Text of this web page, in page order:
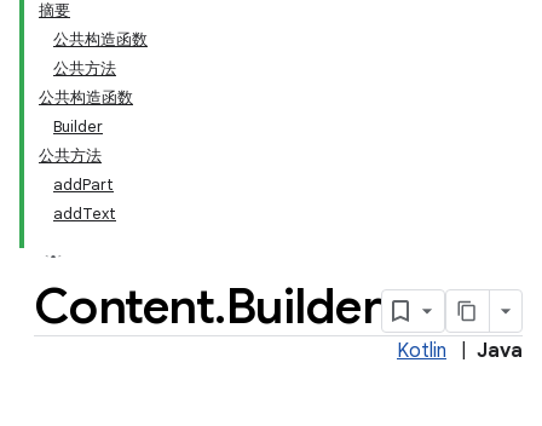
摘要
公共构造函数
公共方法
公共构造函数
Builder
公共方法
addPart
addText
Content.Builder
Kotlin Java